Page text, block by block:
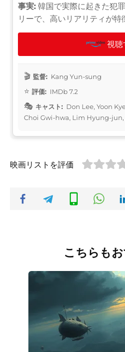
事実: 韓国で実際に起きた犯
リーで、高いリアリティが特
視聴
監督: Kang Yun-sung
評価: IMDb 7.2
キャスト: Don Lee, Yoon
Choi Gwi-hwa, Lim Hyung-
映画リストを評価
こちらも